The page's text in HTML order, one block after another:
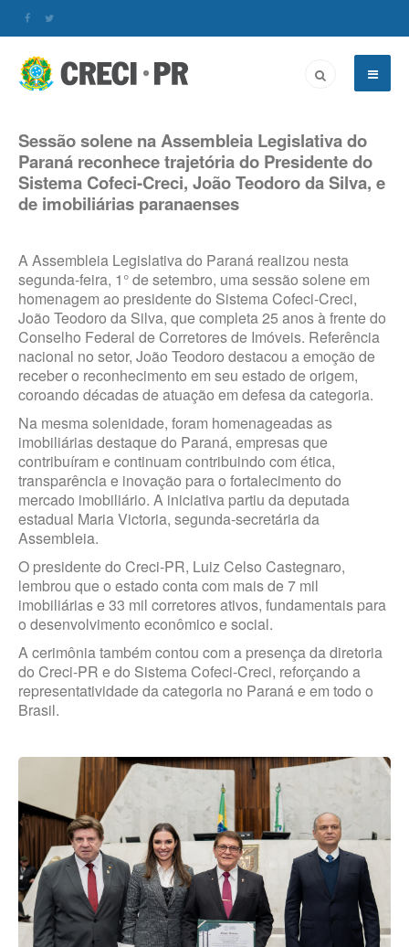
Sessão solene na Assembleia Legislativa do
Paraná reconhece trajetória do Presidente do
Sistema Cofeci-Creci, João Teodoro da Silva, e
de imobiliárias paranaenses
A Assembleia Legislativa do Paraná realizou nesta
segunda-feira, 1° de setembro, uma sessão solene em
homenagem ao presidente do Sistema Cofeci-Creci,
João Teodoro da Silva, que completa 25 anos à frente do
Conselho Federal de Corretores de Imóveis. Referência
nacional no setor, João Teodoro destacou a emoção de
receber o reconhecimento em seu estado de origem,
coroando décadas de atuação em defesa da categoria.
Na mesma solenidade, foram homenageadas as
imobiliárias destaque do Paraná, empresas que
contribuíram e continuam contribuindo com ética,
transparência e inovação para o fortalecimento do
mercado imobiliário. A iniciativa partiu da deputada
estadual Maria Victoria, segunda-secretária da
Assembleia.
O presidente do Creci-PR, Luiz Celso Castegnaro,
lembrou que o estado conta com mais de 7 mil
imobiliárias e 33 mil corretores ativos, fundamentais para
o desenvolvimento econômico e social.
A cerimônia também contou com a presença da diretoria
do Creci-PR e do Sistema Cofeci-Creci, reforçando a
representatividade da categoria no Paraná e em todo o
Brasil.